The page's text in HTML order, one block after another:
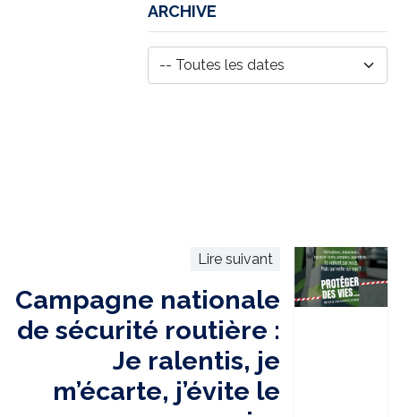
ARCHIVE
Lire suivant
Campagne nationale
de sécurité routière :
Je ralentis, je
m’écarte, j’évite le